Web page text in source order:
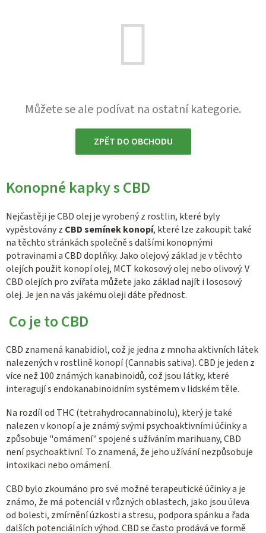
Můžete se ale podívat na ostatní kategorie.
ZPĚT DO OBCHODU
Konopné kapky s CBD
Nejčastěji je CBD olej je vyrobený z rostlin, které byly
vypěstovány z CBD semínek konopí, které lze zakoupit také
na těchto stránkách společně s dalšími konopnými
potravinami a CBD doplňky. Jako olejový základ je v těchto
olejích použit konopí olej, MCT kokosový olej nebo olivový. V
CBD olejích pro zvířata můžete jako základ najít i lososový
olej. Je jen na vás jakému oleji dáte přednost.
Co je to CBD
CBD znamená kanabidiol, což je jedna z mnoha aktivních látek
nalezených v rostlině konopí (Cannabis sativa). CBD je jeden z
více než 100 známých kanabinoidů, což jsou látky, které
interagují s endokanabinoidním systémem v lidském těle.
Na rozdíl od THC (tetrahydrocannabinolu), který je také
nalezen v konopí a je známý svými psychoaktivními účinky a
způsobuje "omámení" spojené s užíváním marihuany, CBD
není psychoaktivní. To znamená, že jeho užívání nezpůsobuje
intoxikaci nebo omámení.
CBD bylo zkoumáno pro své možné terapeutické účinky a je
známo, že má potenciál v různých oblastech, jako jsou úleva
od bolesti, zmírnění úzkosti a stresu, podpora spánku a řada
dalších potenciálních výhod. CBD se často prodává ve formě